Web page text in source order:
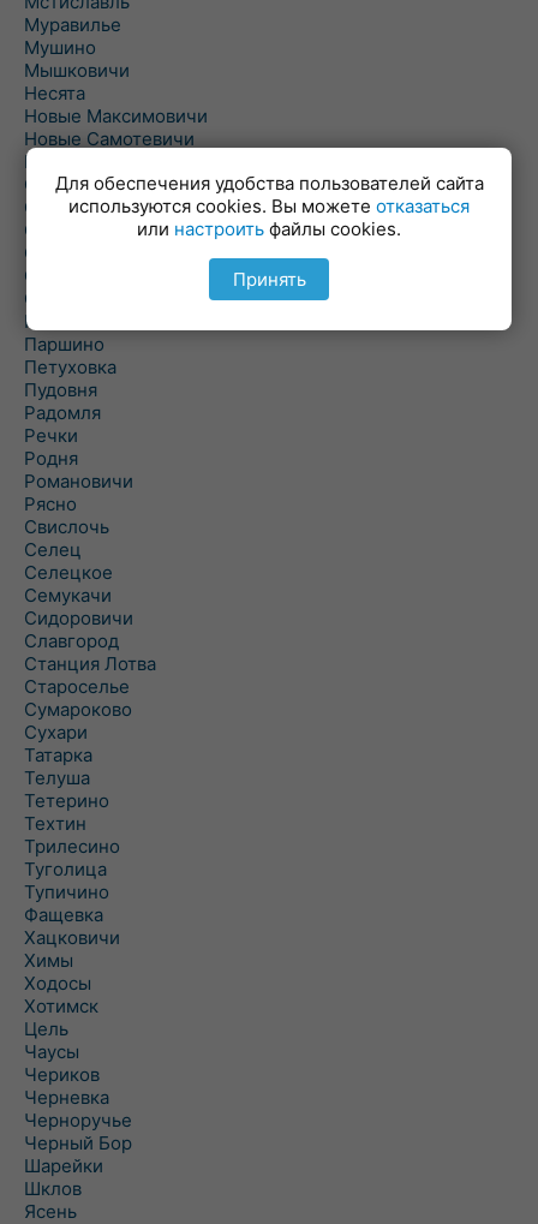
Муравилье
Мушино
Мышковичи
Несята
Новые Максимовичи
Новые Самотевичи
Новый Быхов
Овсянка
Ордать
Ореховка
Осиновка
Осиповичи
Осово
Павловичи
Паршино
Петуховка
Пудовня
Радомля
Речки
Родня
Романовичи
Рясно
Свислочь
Селец
Селецкое
Семукачи
Сидоровичи
Славгород
Станция Лотва
Староселье
Сумароково
Сухари
Татарка
Телуша
Тетерино
Техтин
Трилесино
Туголица
Тупичино
Фащевка
Хацковичи
Химы
Ходосы
Хотимск
Цель
Чаусы
Чериков
Черневка
Черноручье
Черный Бор
Шарейки
Шклов
Ясень
Для обеспечения удобства пользователей сайта
используются cookies. Вы можете отказаться
или настроить файлы cookies.
Принять